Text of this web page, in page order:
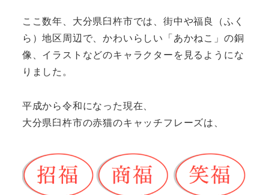
ここ数年、大分県臼杵市では、街中や福良（ふく
ら）地区周辺で、かわいらしい「あかねこ」の銅
像、イラストなどのキャラクターを見るようにな
りました。
平成から令和になった現在、
大分県臼杵市の赤猫のキャッチフレーズは、